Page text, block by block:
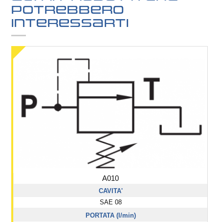
potrebbero
interessarti
A010
CAVITA'
SAE 08
PORTATA (l/min)